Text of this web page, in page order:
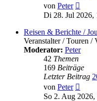
von Peter
Di 28. Jul 2026,
Reisen & Berichte /
Veranstalter / Touren /
Moderator: Peter
42 Themen
169 Beiträge
Letzter Beitrag
von Peter
So 2. Aug 2026,